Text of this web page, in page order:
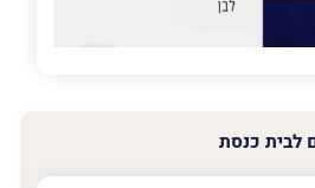
לבית כנסת